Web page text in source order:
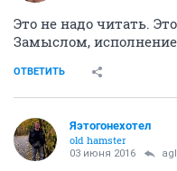
Это не надо читать.
Замыслом,
ОТВЕТИТЬ
Яэтогонехотел
old hamster
03 июня 2016